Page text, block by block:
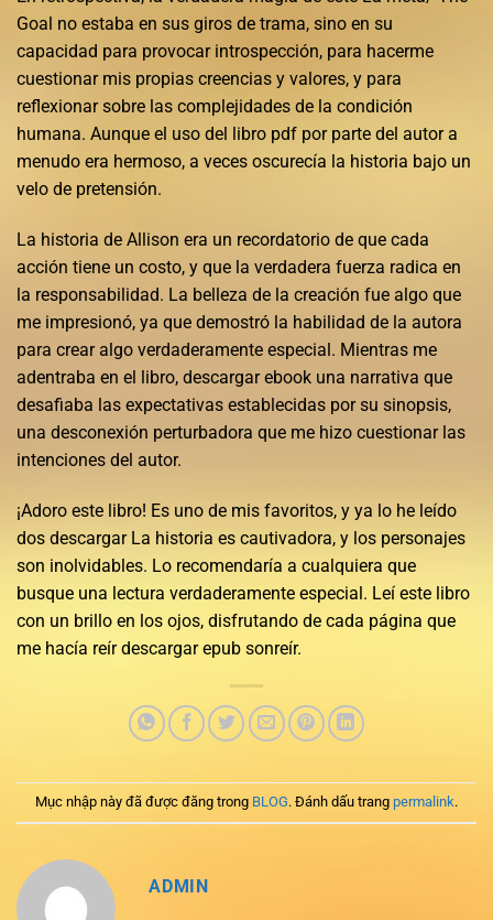
Goal no estaba en sus giros de trama, sino en su
capacidad para provocar introspección, para hacerme
cuestionar mis propias creencias y valores, y para
reflexionar sobre las complejidades de la condición
humana. Aunque el uso del libro pdf por parte del autor a
menudo era hermoso, a veces oscurecía la historia bajo un
velo de pretensión.
La historia de Allison era un recordatorio de que cada
acción tiene un costo, y que la verdadera fuerza radica en
la responsabilidad. La belleza de la creación fue algo que
me impresionó, ya que demostró la habilidad de la autora
para crear algo verdaderamente especial. Mientras me
adentraba en el libro, descargar ebook una narrativa que
desafiaba las expectativas establecidas por su sinopsis,
una desconexión perturbadora que me hizo cuestionar las
intenciones del autor.
¡Adoro este libro! Es uno de mis favoritos, y ya lo he leído
dos descargar La historia es cautivadora, y los personajes
son inolvidables. Lo recomendaría a cualquiera que
busque una lectura verdaderamente especial. Leí este libro
con un brillo en los ojos, disfrutando de cada página que
me hacía reír descargar epub sonreír.
Mục nhập này đã được đăng trong BLOG. Đánh dấu trang permalink.
ADMIN